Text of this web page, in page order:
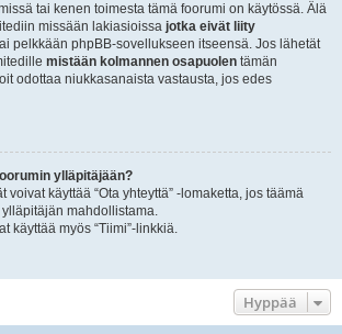
tai kenen toimesta tämä foorumi on käytössä. Älä
missään lakiasioissa jotka eivät liity
pelkkään phpBB-sovellukseen itseensä. Jos lähetät
mistään kolmannen osapuolen tämän
odottaa niukkasanaista vastausta, jos edes
ylläpitäjään?
voivat käyttää “Ota yhteyttä” -lomaketta, jos täämä
mahdollistama.
käyttää myös “Tiimi”-linkkiä.
Hyppää